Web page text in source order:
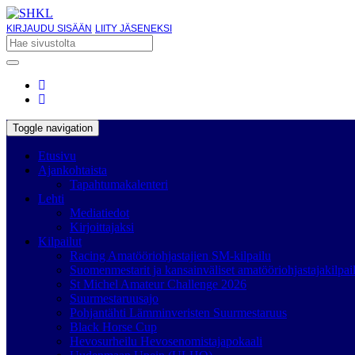
KIRJAUDU SISÄÄN LIITY JÄSENEKSI
Toggle navigation
Etusivu
Ajankohtaista
Tapahtumakalenteri
Lehti
Mediatiedot
Kirjoittajaksi
Kilpailut
Racing Amatööriohjastajien SM-kilpailu
Suomenmestarit ja kansainväliset
St Michel Amateur Challenge 2026
Suurmestaruusajo
Pohjantähti Lämminveristen Suurmestaruus
Black Horse Cup
Hevosurheilu Hevosenomistajapokaali